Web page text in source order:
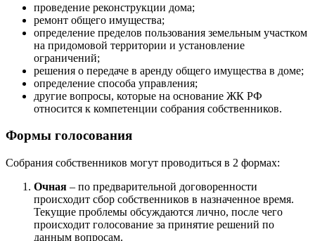
проведение реконструкции дома;
ремонт общего имущества;
определение пределов пользования земельным участком
на придомовой территории и установление
ограничений;
решения о передаче в аренду общего имущества в доме;
определение способа управления;
другие вопросы, которые на основание ЖК РФ
относится к компетенции собрания собственников.
Формы голосования
Собрания собственников могут проводиться в 2 формах:
Очная – по предварительной договоренности
происходит сбор собственников в назначенное время.
Текущие проблемы обсуждаются лично, после чего
происходит голосование за принятие решений по
данным вопросам.